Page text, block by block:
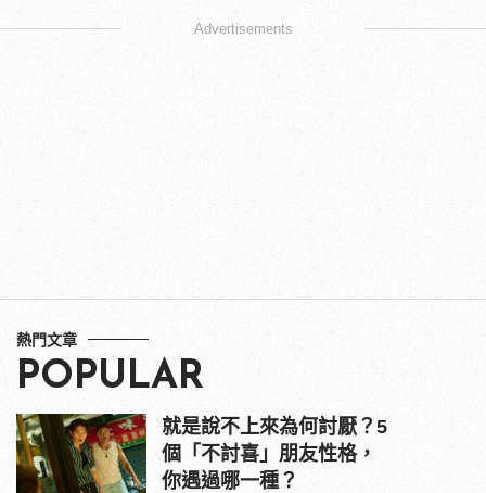
Advertisements
熱門文章
POPULAR
就是說不上來為何討厭？5
個「不討喜」朋友性格，
你遇過哪一種？